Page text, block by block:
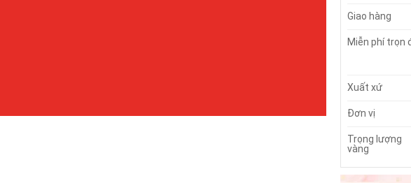
Giao hàng
Miễn phí trọn
Xuất xứ
Đơn vị
Trọng lượng
vàng